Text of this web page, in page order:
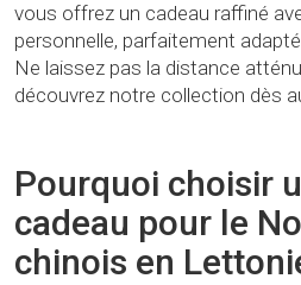
vous offrez un cadeau raffiné
personnelle, parfaitement
Ne laissez pas la distance
découvrez notre collection dès
Pourquoi choisir
cadeau pour le
chinois en